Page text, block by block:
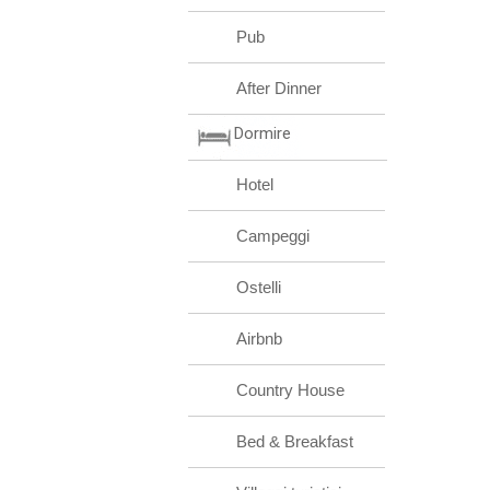
Pub
After Dinner
Dormire
Hotel
Campeggi
Ostelli
Airbnb
Country House
Bed & Breakfast